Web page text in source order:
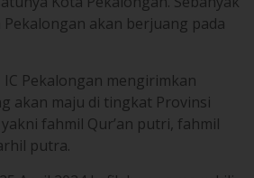
Pekalongan mengirimkan
fahmil Qur’an putri, fahmil
putra.
April 2024 kafilah yang mewakili